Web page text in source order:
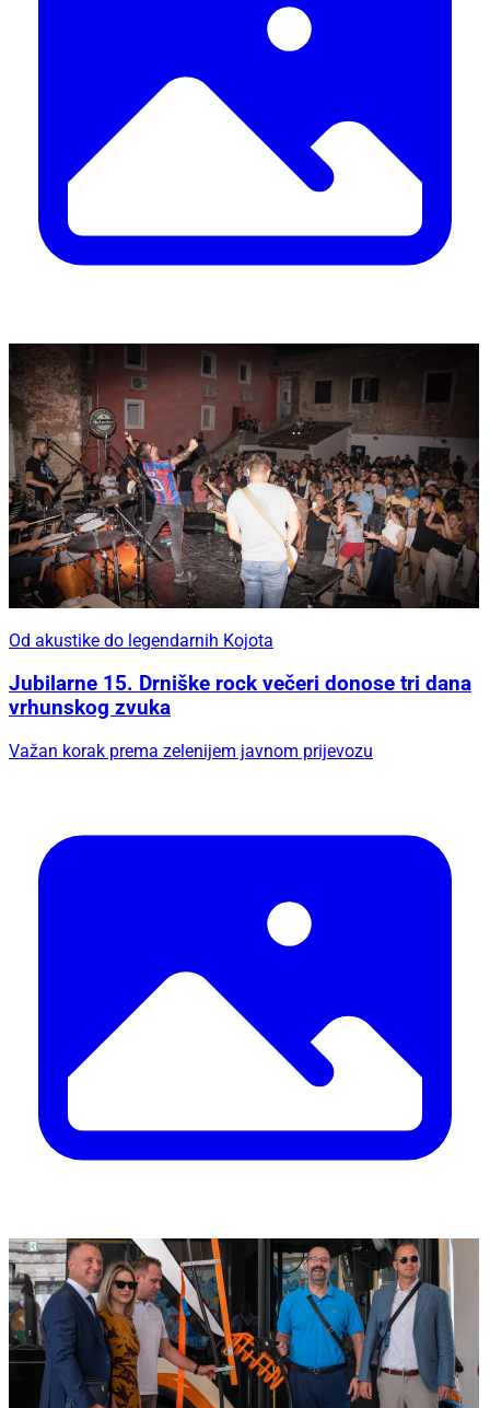
Od akustike do legendarnih Kojota
Jubilarne 15. Drniške rock večeri donose tri dana
vrhunskog zvuka
Važan korak prema zelenijem javnom prijevozu